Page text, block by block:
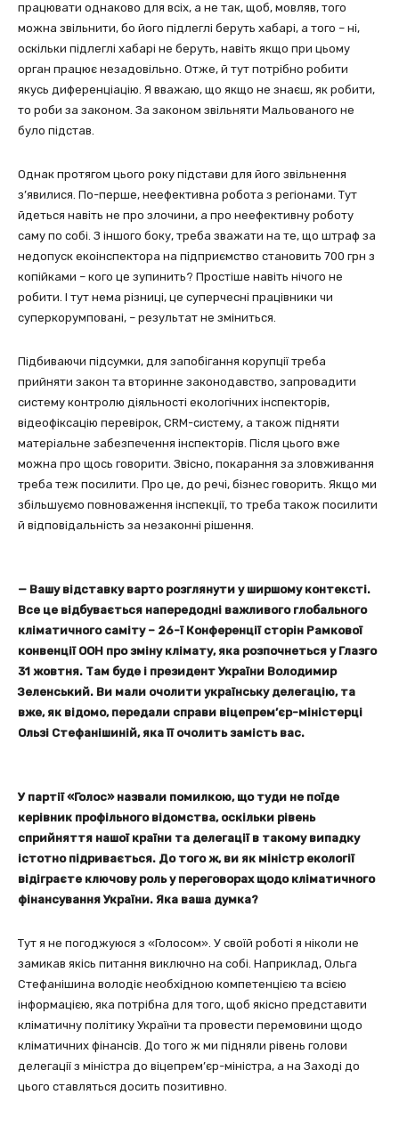
працювати однаково для всіх, а не так, щоб, мовляв, того
можна звільнити, бо його підлеглі беруть хабарі, а того – ні,
оскільки підлеглі хабарі не беруть, навіть якщо при цьому
орган працює незадовільно. Отже, й тут потрібно робити
якусь диференціацію. Я вважаю, що якщо не знаєш, як робити,
то роби за законом. За законом звільняти Мальованого не
було підстав.
Однак протягом цього року підстави для його звільнення
з’явилися. По-перше, неефективна робота з регіонами. Тут
йдеться навіть не про злочини, а про неефективну роботу
саму по собі. З іншого боку, треба зважати на те, що штраф за
недопуск екоінспектора на підприємство становить 700 грн з
копійками – кого це зупинить? Простіше навіть нічого не
робити. І тут нема різниці, це суперчесні працівники чи
суперкорумповані, – результат не зміниться.
Підбиваючи підсумки, для запобігання корупції треба
прийняти закон та вторинне законодавство, запровадити
систему контролю діяльності екологічних інспекторів,
відеофіксацію перевірок, СRM-систему, а також підняти
матеріальне забезпечення інспекторів. Після цього вже
можна про щось говорити. Звісно, покарання за зловживання
треба теж посилити. Про це, до речі, бізнес говорить. Якщо ми
збільшуємо повноваження інспекції, то треба також посилити
й відповідальність за незаконні рішення.
— Вашу відставку варто розглянути у ширшому контексті.
Все це відбувається напередодні важливого глобального
кліматичного саміту – 26-ї Конференції сторін Рамкової
конвенції ООН про зміну клімату, яка розпочнеться у Глазго
31 жовтня. Там буде і президент України Володимир
Зеленський. Ви мали очолити українську делегацію, та
вже, як відомо, передали справи віцепрем’єр-міністерці
Ользі Стефанішиній, яка її очолить замість вас.
У партії «Голос» назвали помилкою, що туди не поїде
керівник профільного відомства, оскільки рівень
сприйняття нашої країни та делегації в такому випадку
істотно підривається. До того ж, ви як міністр екології
відіграєте ключову роль у переговорах щодо кліматичного
фінансування України. Яка ваша думка?
Тут я не погоджуюся з «Голосом». У своїй роботі я ніколи не
замикав якісь питання виключно на собі. Наприклад, Ольга
Стефанішина володіє необхідною компетенцією та всією
інформацією, яка потрібна для того, щоб якісно представити
кліматичну політику України та провести перемовини щодо
кліматичних фінансів. До того ж ми підняли рівень голови
делегації з міністра до віцепрем’єр-міністра, а на Заході до
цього ставляться досить позитивно.